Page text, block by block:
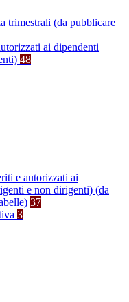
trimestrali (da pubblicare
ai dipendenti
48
e autorizzati ai
e non dirigenti) (da
37
3